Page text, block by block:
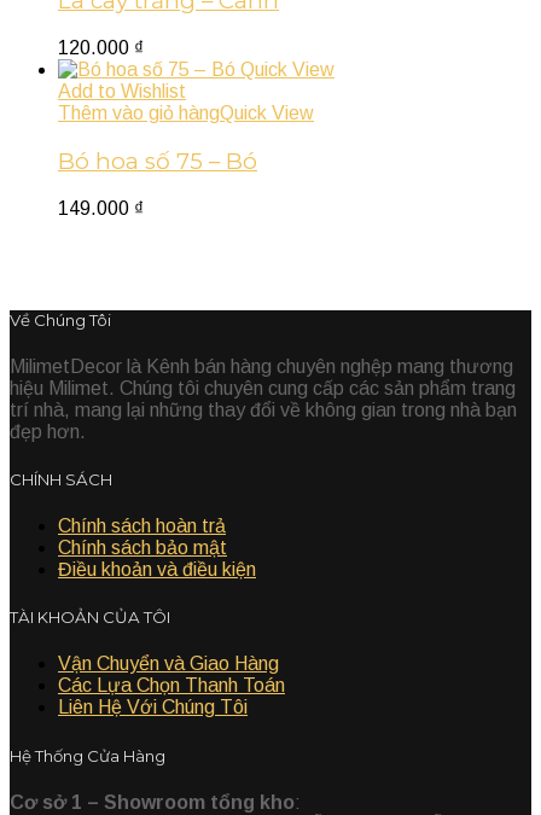
120.000 ₫
Quick View
Add to Wishlist
Thêm vào giỏ hàngQuick View
Bó hoa số 75 – Bó
149.000 ₫
Về Chúng Tôi
MilimetDecor là Kênh bán hàng chuyên nghệp mang thương
hiệu Milimet. Chúng tôi chuyên cung cấp các sản phẩm trang
trí nhà, mang lại những thay đổi về không gian trong nhà bạn
đẹp hơn.
CHÍNH SÁCH
Chính sách hoàn trả
Chính sách bảo mật
Điều khoản và điều kiện
TÀI KHOẢN CỦA TÔI
Vận Chuyển và Giao Hàng
Các Lựa Chọn Thanh Toán
Liên Hệ Với Chúng Tôi
Hệ Thống Cửa Hàng
Cơ sở 1 – Showroom tổng kho: